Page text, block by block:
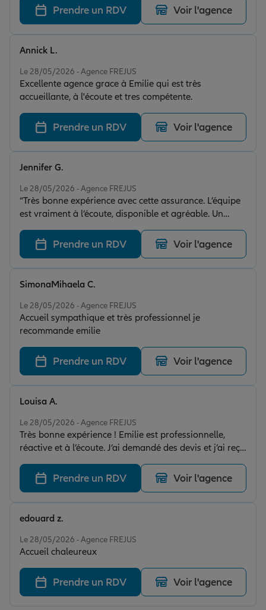
Prendre un RDV Voir l'agence
Le 28/05/2026 - Agence FREJUS
Excellente agence grace à Emilie qui est très
accueillante, à l'écoute et tres compétente.
Annick L.
Prendre un RDV Voir l'agence
Le 28/05/2026 - Agence FREJUS
“Très bonne expérience avec cette assurance. L’équipe
est vraiment à l’écoute, disponible et agréable. Un
grand merci surtout à Émilie pour son
professionnalisme, sa gentillesse et ses conseils clairs.
Elle prend le temps d’expliquer les choses et de trouver
les meilleures solutions. C’est rassurant d’avoir
quelqu’un d’aussi sérieux et humain en face. Je
Jennifer G.
Prendre un RDV Voir l'agence
Le 28/05/2026 - Agence FREJUS
Accueil sympathique et très professionnel je
recommande emilie
SimonaMihaela C.
Prendre un RDV Voir l'agence
Le 28/05/2026 - Agence FREJUS
Très bonne expérience ! Emilie est professionnelle,
réactive et à l’écoute. J’ai demandé des devis et j’ai reçu
des explications claires et des propositions adaptées à
mes besoins. Accueil agréable et service sérieux, je
recommande sans hésitation.
Louisa A.
Prendre un RDV Voir l'agence
Le 28/05/2026 - Agence FREJUS
Accueil chaleureux
edouard z.
Prendre un RDV Voir l'agence